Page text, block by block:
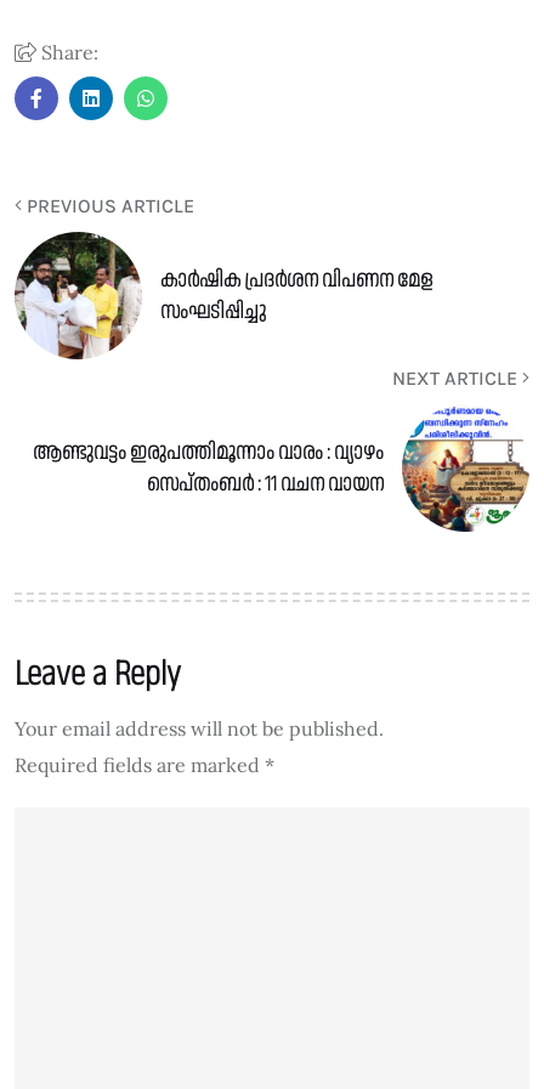
Share:
PREVIOUS ARTICLE
കാർഷിക പ്രദർശന വിപണന മേള
സംഘടിപ്പിച്ചു
NEXT ARTICLE
ആണ്ടുവട്ടം ഇരുപത്തിമൂന്നാം വാരം : വ്യാഴം
സെപ്തംബർ : 11 വചന വായന
Leave a Reply
Your email address will not be published.
Required fields are marked *